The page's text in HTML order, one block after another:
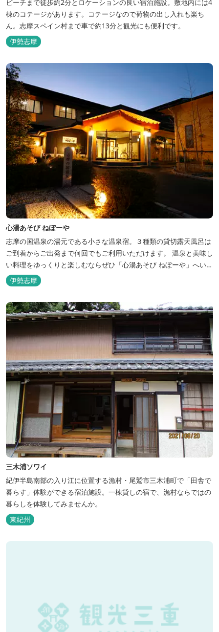
ビーチまで徒歩約2分とロケーションの良い宿泊施設。敷地内には4
棟のコテージがあります。コテージなので荷物の出し入れも楽ち
ん。志摩スペイン村まで車で約13分と観光にも便利です。
伊勢志摩
心湯あそび ねぼーや
志摩の国温泉の湯元である小さな温泉宿。３種類の貸切露天風呂は
ご到着からご出発まで何回でもご利用いただけます。 温泉と美味し
い料理をゆっくりと楽しむならぜひ「心湯あそび ねぼーや」へいら
っしゃいませんか？
伊勢志摩
三木浦ソワイ
紀伊半島南部の入り江に位置する漁村・尾鷲市三木浦町で「田舎で
暮らす」体験ができる宿泊施設。一棟貸しの宿で、漁村ならではの
暮らしを体験してみませんか。
東紀州